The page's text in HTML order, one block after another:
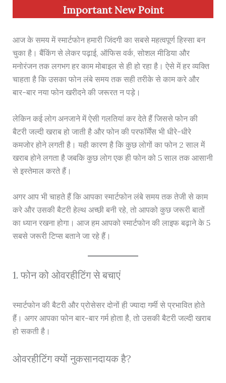
Important New Point
आज के समय में स्मार्टफोन हमारी जिंदगी का सबसे महत्वपूर्ण हिस्सा बन
चुका है। बैंकिंग से लेकर पढ़ाई, ऑफिस वर्क, सोशल मीडिया और
मनोरंजन तक लगभग हर काम मोबाइल से ही हो रहा है। ऐसे में हर व्यक्ति
चाहता है कि उसका फोन लंबे समय तक सही तरीके से काम करे और
बार-बार नया फोन खरीदने की जरूरत न पड़े।
लेकिन कई लोग अनजाने में ऐसी गलतियां कर देते हैं जिससे फोन की
बैटरी जल्दी खराब हो जाती है और फोन की परफॉर्मेंस भी धीरे-धीरे
कमजोर होने लगती है। यही कारण है कि कुछ लोगों का फोन 2 साल में
खराब होने लगता है जबकि कुछ लोग एक ही फोन को 5 साल तक आसानी
से इस्तेमाल करते हैं।
अगर आप भी चाहते हैं कि आपका स्मार्टफोन लंबे समय तक तेजी से काम
करे और उसकी बैटरी हेल्थ अच्छी बनी रहे, तो आपको कुछ जरूरी बातों
का ध्यान रखना होगा। आज हम आपको स्मार्टफोन की लाइफ बढ़ाने के 5
सबसे जरूरी टिप्स बताने जा रहे हैं।
1. फोन को ओवरहीटिंग से बचाएं
स्मार्टफोन की बैटरी और प्रोसेसर दोनों ही ज्यादा गर्मी से प्रभावित होते
हैं। अगर आपका फोन बार-बार गर्म होता है, तो उसकी बैटरी जल्दी खराब
हो सकती है।
ओवरहीटिंग क्यों नुकसानदायक है?